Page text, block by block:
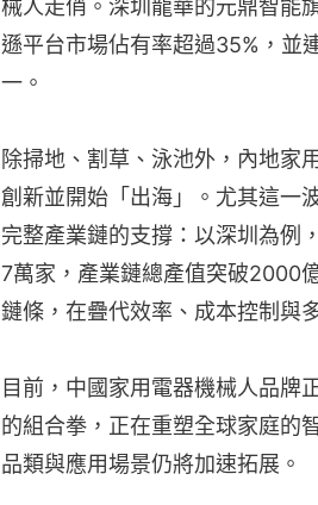
械人走俏。深圳龍華的元鼎智能
遜平台市場佔有率超過35%，並
一。
除掃地、割草、泳池外，內地家
創新並開始「出海」。尤其這一
完整產業鏈的支撐：以深圳為例
7萬家，產業鏈總產值突破2000
鏈條，在疊代效率、成本控制與
目前，中國家用電器機械人品牌
的組合拳，正在重塑全球家庭的
品類與應用場景仍將加速拓展。